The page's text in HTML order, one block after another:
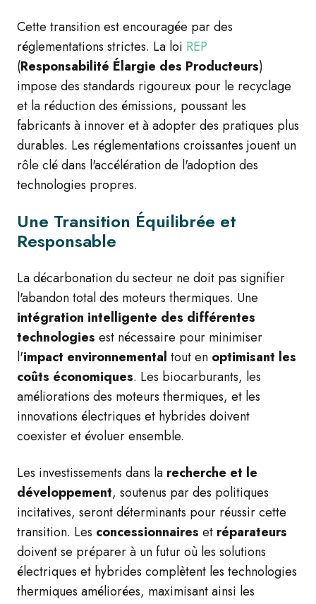
Cette transition est encouragée par des
réglementations strictes. La loi REP
(Responsabilité Élargie des Producteurs)
impose des standards rigoureux pour le recyclage
et la réduction des émissions, poussant les
fabricants à innover et à adopter des pratiques plus
durables. Les réglementations croissantes jouent un
rôle clé dans l'accélération de l'adoption des
technologies propres.
Une Transition Équilibrée et
Responsable
La décarbonation du secteur ne doit pas signifier
l'abandon total des moteurs thermiques. Une
intégration intelligente des différentes
technologies est nécessaire pour minimiser
l'impact environnemental tout en optimisant les
coûts économiques. Les biocarburants, les
améliorations des moteurs thermiques, et les
innovations électriques et hybrides doivent
coexister et évoluer ensemble.
Les investissements dans la recherche et le
développement, soutenus par des politiques
incitatives, seront déterminants pour réussir cette
transition. Les concessionnaires et réparateurs
doivent se préparer à un futur où les solutions
électriques et hybrides complètent les technologies
thermiques améliorées, maximisant ainsi les